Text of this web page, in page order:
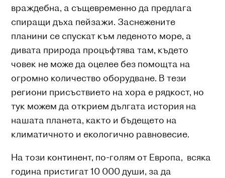
враждебна, а същевременно да предлага
спиращи дъха пейзажи. Заснежените
планини се спускат към леденото море, а
дивата природа процъфтява там, където
човек не може да оцелее без помощта на
огромно количество оборудване. В тези
региони присъствието на хора е рядкост, но
тук можем да открием дългата история на
нашата планета, както и бъдещето на
климатичното и екологично равновесие.
На този континент, по-голям от Европа, всяка
година пристигат 10 000 души, за да